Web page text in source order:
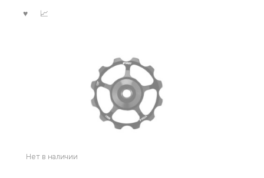
Нет в наличии